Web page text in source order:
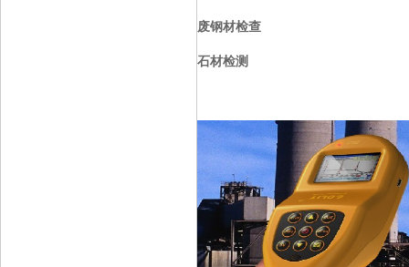
废钢材检查
石材检测